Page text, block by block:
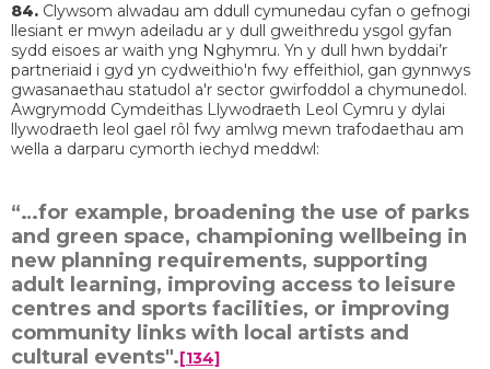
84. Clywsom alwadau am ddull cymunedau cyfan o gefnogi
llesiant er mwyn adeiladu ar y dull gweithredu ysgol gyfan
sydd eisoes ar waith yng Nghymru. Yn y dull hwn byddai’r
partneriaid i gyd yn cydweithio'n fwy effeithiol, gan gynnwys
gwasanaethau statudol a'r sector gwirfoddol a chymunedol.
Awgrymodd Cymdeithas Llywodraeth Leol Cymru y dylai
llywodraeth leol gael rôl fwy amlwg mewn trafodaethau am
wella a darparu cymorth iechyd meddwl:
“…for example, broadening the use of parks
and green space, championing wellbeing in
new planning requirements, supporting
adult learning, improving access to leisure
centres and sports facilities, or improving
community links with local artists and
cultural events". [134]